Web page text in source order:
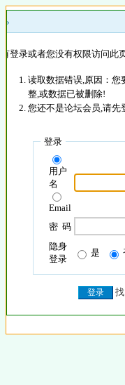
»
登录或者您没有权限访问此
读取数据错误,原因：您
整,或数据已被删除!
您还不是论坛会员,请先
登录
用户
名
Email
密 码
隐身
登录
是